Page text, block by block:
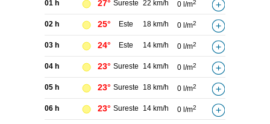
01 h 27° Sureste 22 km/h 0 l/m2
02 h 25° Este 18 km/h 0 l/m2
03 h 24° Este 14 km/h 0 l/m2
04 h 23° Sureste 14 km/h 0 l/m2
05 h 23° Sureste 18 km/h 0 l/m2
06 h 23° Sureste 14 km/h 0 l/m2